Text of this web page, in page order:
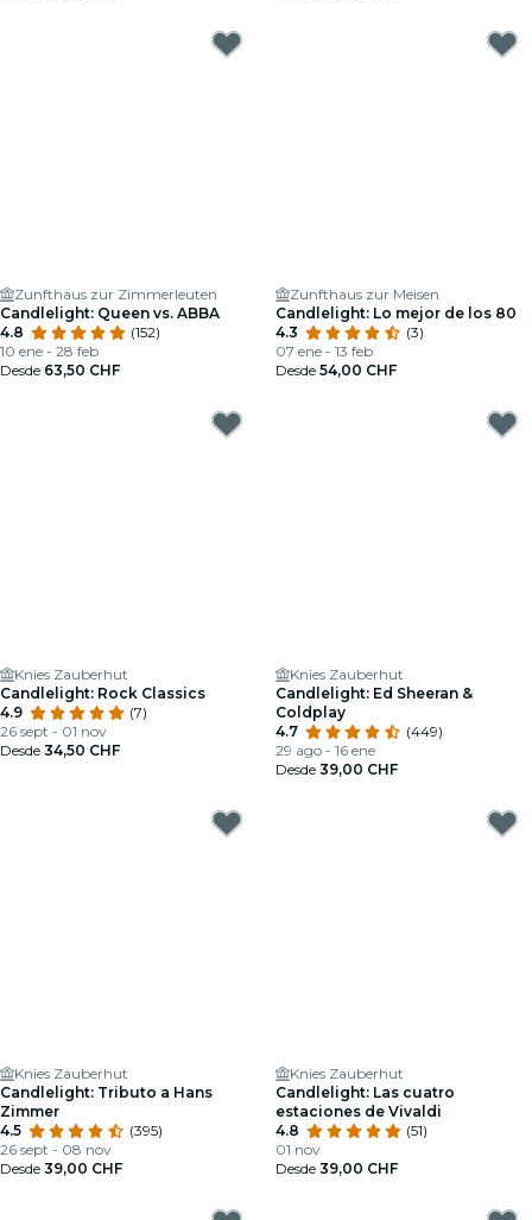
Zunfthaus zur Zimmerleuten
Candlelight: Queen vs. ABBA
4.8
(152)
10 ene - 28 feb
Desde 63,50 CHF
Zunfthaus zur Meisen
Candlelight: Lo mejor de los 80
4.3
(3)
07 ene - 13 feb
Desde 54,00 CHF
Knies Zauberhut
Candlelight: Rock Classics
4.9
(7)
26 sept - 01 nov
Desde 34,50 CHF
Knies Zauberhut
Candlelight: Ed Sheeran &
Coldplay
4.7
(449)
29 ago - 16 ene
Desde 39,00 CHF
Knies Zauberhut
Candlelight: Tributo a Hans
Zimmer
4.5
(395)
26 sept - 08 nov
Desde 39,00 CHF
Knies Zauberhut
Candlelight: Las cuatro
estaciones de Vivaldi
4.8
(51)
01 nov
Desde 39,00 CHF